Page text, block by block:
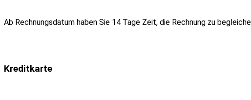
Ab Rechnungsdatum haben Sie 14 Tage Zeit, die Rechnung zu
Kreditkarte